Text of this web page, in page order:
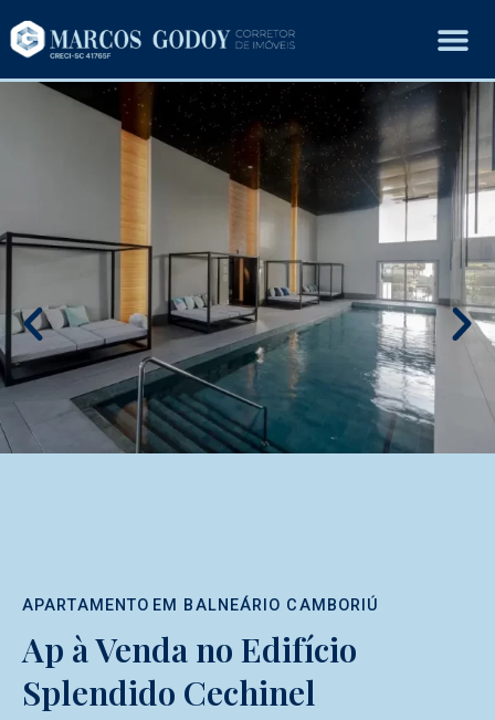
APARTAMENTO EM BALNEÁRIO CAMBORIÚ
Ap à Venda no Edifício
Splendido Cechinel